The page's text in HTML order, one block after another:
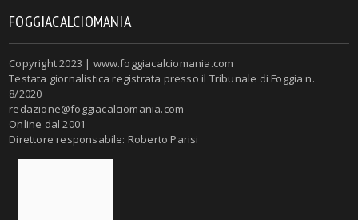
FOGGIACALCIOMANIA
Copyright 2023 | www.foggiacalciomania.com
Testata giornalistica registrata presso il Tribunale di Foggia n.
8/2020
redazione@foggiacalciomania.com
Online dal 2001
Direttore responsabile: Roberto Parisi